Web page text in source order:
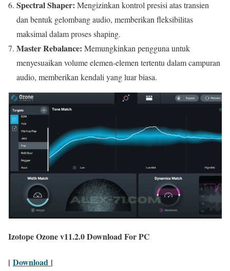
Spectral Shaper: Mengizinkan kontrol presisi atas transien
dan bentuk gelombang audio, memberikan fleksibilitas
maksimal dalam proses shaping.
Master Rebalance: Memungkinkan pengguna untuk
menyesuaikan volume elemen-elemen tertentu dalam campuran
audio, memberikan kendali yang luar biasa.
Izotope Ozone v11.2.0 Download For PC
| Download |